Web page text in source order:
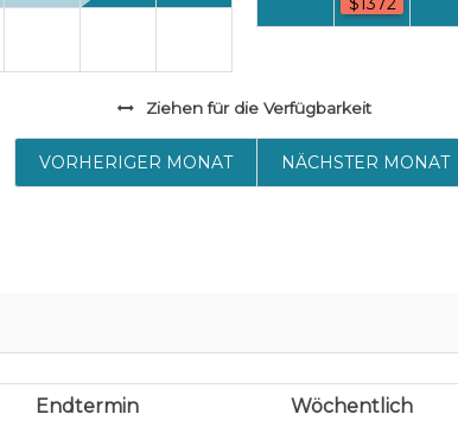
Ziehenfür die Verfügbarkeit
VORHERIGER MONAT NÄCHSTER MONAT
Endtermin Wöchentlich